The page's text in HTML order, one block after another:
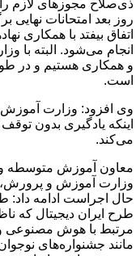
روز بعد امتحانات نهایی
اتفاق بیفتد با همکاری
انجام می‌شود. البته با
و همکاری هستیم و در
است.
وی افزود: وزارت آموزش
اینکه یادگیری بدون
می‌کند.
معاون آموزش متوسطه
وزارت آموزش و پرورش،
حال اجراست ادامه داد:
طرح ایران دیجیتال که
مرتبط با هوش مصنوعی و
مانند جشنواره‌های